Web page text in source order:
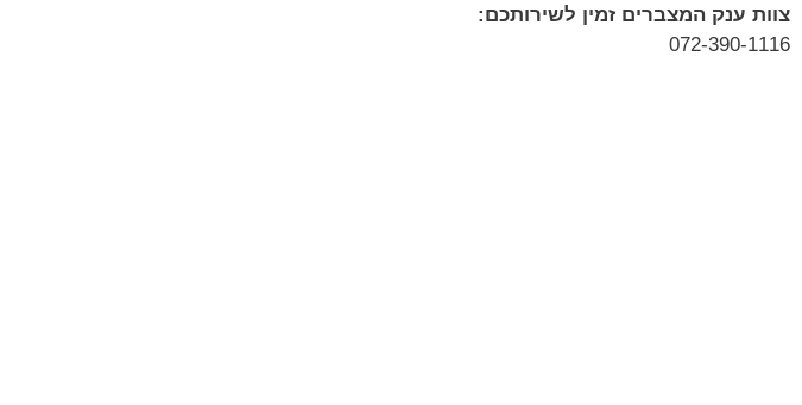
צוות ענק המצברים זמין לשירותכם​:
072-390-1116